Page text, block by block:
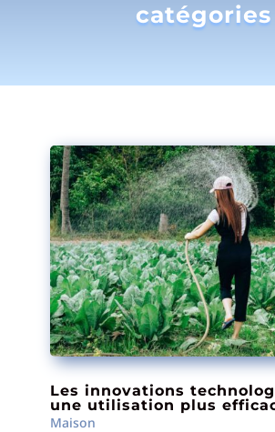
catégories
Les innovations
une utilisation plus
Maison